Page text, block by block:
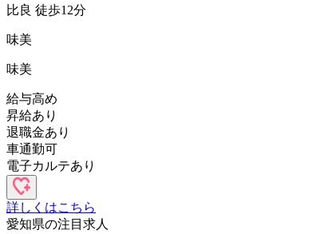
比良 徒歩12分
味美
味美
給与高め
昇給あり
退職金あり
車通勤可
電子カルテあり
詳しくはこちら
愛知県の注目求人